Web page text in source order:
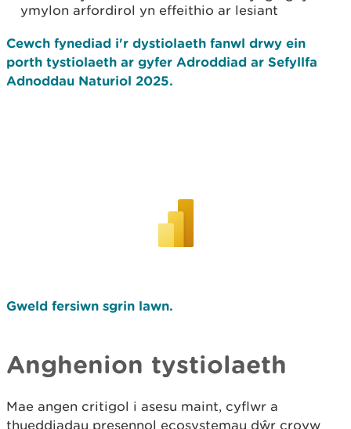
ymylon arfordirol yn effeithio ar lesiant
Cewch fynediad i'r dystiolaeth fanwl drwy ein
porth tystiolaeth ar gyfer Adroddiad ar Sefyllfa
Adnoddau Naturiol 2025.
Gweld fersiwn sgrin lawn.
Anghenion tystiolaeth
Mae angen critigol i asesu maint, cyflwr a
thueddiadau presennol ecosystemau dŵr croyw